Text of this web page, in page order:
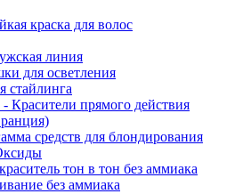
краска для волос
линия
для осветления
стайлинга
Красители прямого действия
средств для блондирования
тон в тон без аммиака
без аммиака